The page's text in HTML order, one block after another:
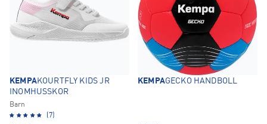
KEMPAKOURTFLY KIDS JR
INOMHUSSKOR
Barn
(7)
KEMPAGECKO HANDBOLL